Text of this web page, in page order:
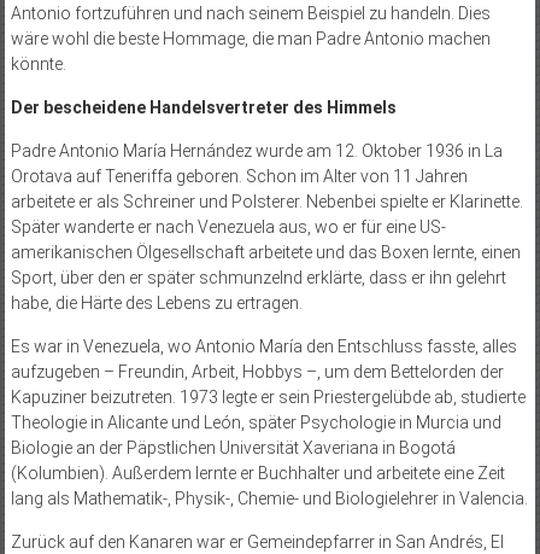
Antonio fortzuführen und nach seinem Beispiel zu handeln. Dies
wäre wohl die beste Hommage, die man Padre Antonio machen
könnte.
Der bescheidene Handelsvertreter des Himmels
Padre Antonio María Hernández wurde am 12. Oktober 1936 in La
Orotava auf Teneriffa geboren. Schon im Alter von 11 Jahren
arbeitete er als Schreiner und Polsterer. Nebenbei spielte er Klarinette.
Später wanderte er nach Venezuela aus, wo er für eine US-
amerikanischen Ölgesellschaft arbeitete und das Boxen lernte, einen
Sport, über den er später schmunzelnd erklärte, dass er ihn gelehrt
habe, die Härte des Lebens zu ertragen.
Es war in Venezuela, wo Antonio María den Entschluss fasste, alles
aufzugeben – Freundin, Arbeit, Hobbys –, um dem Bettelorden der
Kapuziner beizutreten. 1973 legte er sein Priestergelübde ab, studierte
Theologie in Alicante und León, später Psychologie in Murcia und
Biologie an der Päpstlichen Universität Xaveriana in Bogotá
(Kolumbien). Außerdem lernte er Buchhalter und arbeitete eine Zeit
lang als Mathematik-, Physik-, Chemie- und Biologielehrer in Valencia.
Zurück auf den Kanaren war er Gemeindepfarrer in San Andrés, El